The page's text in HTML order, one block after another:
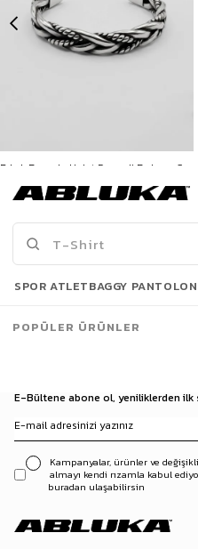
799,90 TL
İNDİRİM
Son Bakılanlar
E-Bültene abone ol, yeniliklerden ilk
Kampanyalar, ürünler ve
almayı kendi rızamla kabul
buradan ulaşabilirsin
SPOR ATLETBAGGY PANTOLON
POPÜLER ÜRÜNLER